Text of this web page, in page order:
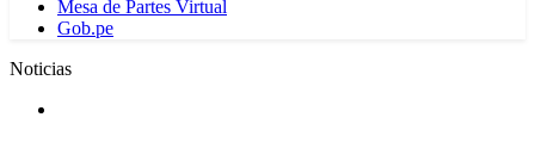
Mesa de Partes Virtual
Gob.pe
Noticias